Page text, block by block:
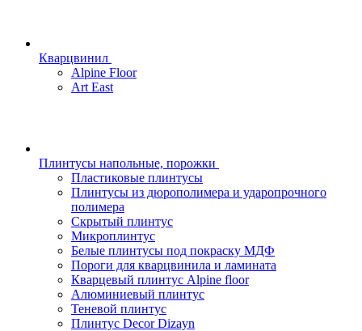
Кварцвинил
Alpine Floor
Art East
Плинтусы напольные, порожки
Пластиковые плинтусы
Плинтусы из дюрополимера и ударопрочного
полимера
Скрытый плинтус
Микроплинтус
Белые плинтусы под покраску МДФ
Пороги для кварцвинила и ламината
Кварцевый плинтус Alpine floor
Алюминиевый плинтус
Теневой плинтус
Плинтус Decor Dizayn